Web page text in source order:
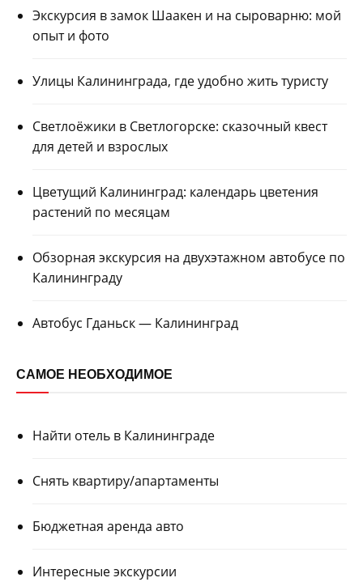
Экскурсия в замок Шаакен и на сыроварню: мой
опыт и фото
Улицы Калининграда, где удобно жить туристу
Светлоёжики в Светлогорске: сказочный квест
для детей и взрослых
Цветущий Калининград: календарь цветения
растений по месяцам
Обзорная экскурсия на двухэтажном автобусе по
Калининграду
Автобус Гданьск — Калининград
САМОЕ НЕОБХОДИМОЕ
Найти отель в Калининграде
Снять квартиру/апартаменты
Бюджетная аренда авто
Интересные экскурсии